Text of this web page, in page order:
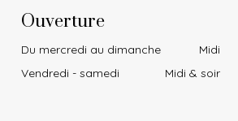
Ouverture
Du mercredi au dimanche
Midi
Vendredi - samedi
Midi & soir